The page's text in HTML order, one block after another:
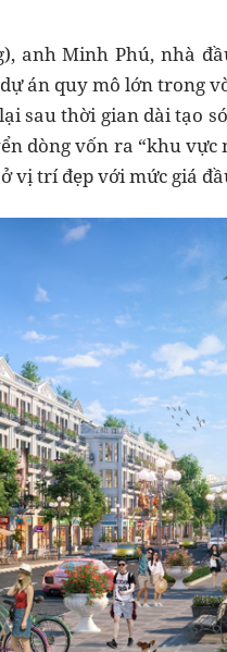
anh Minh Phú, nhà
án quy mô lớn trong
sau thời gian dài tạo
dòng vốn ra “khu
vị trí đẹp với mức giá